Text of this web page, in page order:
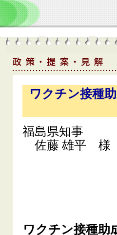
ワクチン接種
福島県知事
佐藤 雄平 様
ワクチン接種助